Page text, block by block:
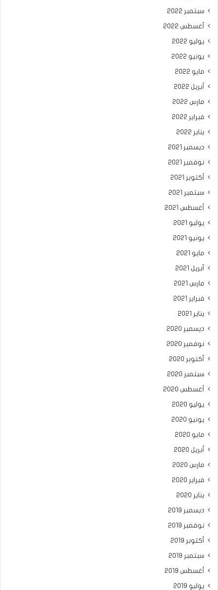
سبتمبر 2022
أغسطس 2022
يوليو 2022
يونيو 2022
مايو 2022
أبريل 2022
مارس 2022
فبراير 2022
يناير 2022
ديسمبر 2021
نوفمبر 2021
أكتوبر 2021
سبتمبر 2021
أغسطس 2021
يوليو 2021
يونيو 2021
مايو 2021
أبريل 2021
مارس 2021
فبراير 2021
يناير 2021
ديسمبر 2020
نوفمبر 2020
أكتوبر 2020
سبتمبر 2020
أغسطس 2020
يوليو 2020
يونيو 2020
مايو 2020
أبريل 2020
مارس 2020
فبراير 2020
يناير 2020
ديسمبر 2019
نوفمبر 2019
أكتوبر 2019
سبتمبر 2019
أغسطس 2019
يوليو 2019